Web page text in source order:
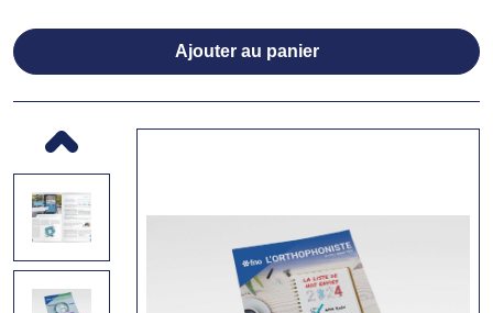
Previous
Ajouter au panier